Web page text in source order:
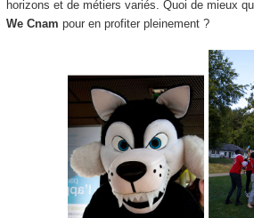
horizons et de métiers variés. Quoi de mieux
We Cnam pour en profiter pleinement ?